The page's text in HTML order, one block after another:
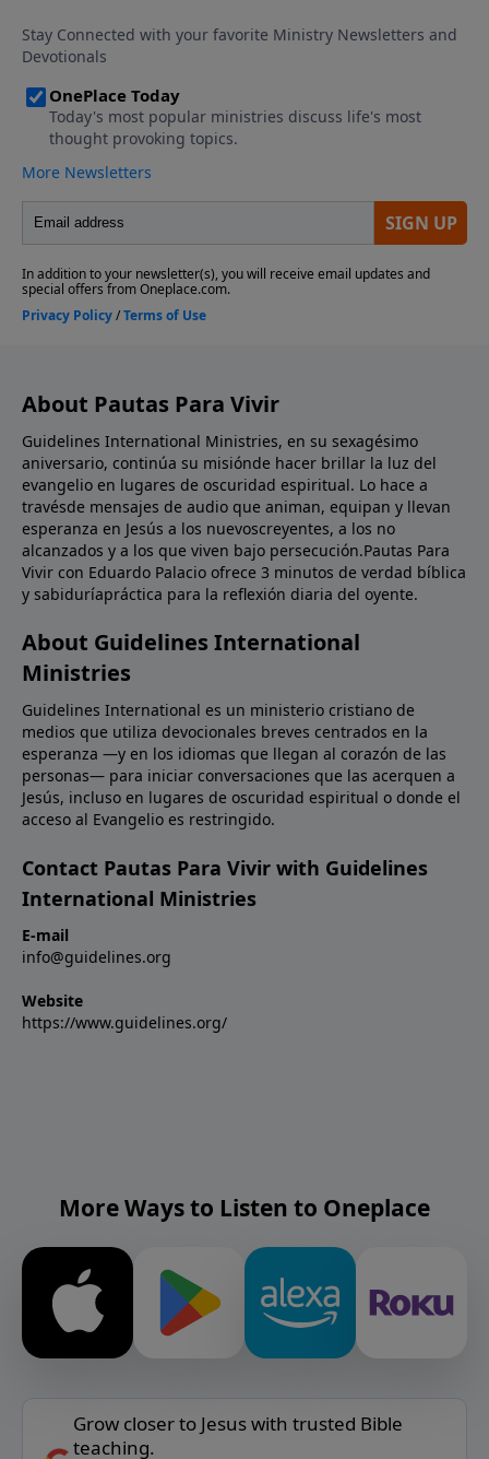
About Pautas Para Vivir
Guidelines International Ministries, en su sexagésimo
aniversario, continúa su misiónde hacer brillar la luz del
evangelio en lugares de oscuridad espiritual. Lo hace a
travésde mensajes de audio que animan, equipan y llevan
esperanza en Jesús a los nuevoscreyentes, a los no
alcanzados y a los que viven bajo persecución.Pautas Para
Vivir con Eduardo Palacio ofrece 3 minutos de verdad bíblica
y sabiduríapráctica para la reflexión diaria del oyente.
About Guidelines International
Ministries
Guidelines International es un ministerio cristiano de
medios que utiliza devocionales breves centrados en la
esperanza —y en los idiomas que llegan al corazón de las
personas— para iniciar conversaciones que las acerquen a
Jesús, incluso en lugares de oscuridad espiritual o donde el
acceso al Evangelio es restringido.
Contact Pautas Para Vivir with Guidelines
International Ministries
E-mail
info@guidelines.org
Website
https://www.guidelines.org/
More Ways to Listen to Oneplace
Grow closer to Jesus with trusted Bible
teaching.